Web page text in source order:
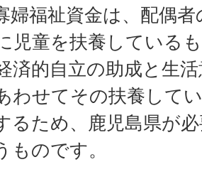
婦福祉資金は、配偶
児童を扶養している
済的自立の助成と生
わせてその扶養して
るため、鹿児島県が
ものです。